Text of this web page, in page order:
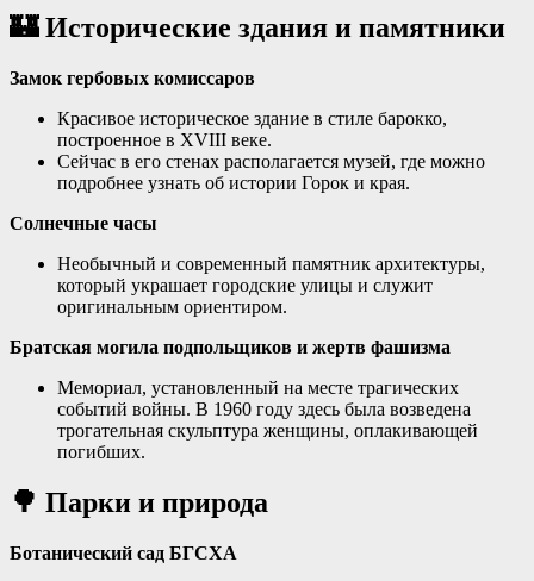
🏰Исторические здания и памятники
Замок гербовых комиссаров
Красивое историческое здание в стиле барокко,
построенное в XVIII веке.
Сейчас в его стенах располагается музей, где можно
подробнее узнать об истории Горок и края.
Солнечные часы
Необычный и современный памятник архитектуры,
который украшает городские улицы и служит
оригинальным ориентиром.
Братская могила подпольщиков и жертв фашизма
Мемориал, установленный на месте трагических
событий войны. В 1960 году здесь была возведена
трогательная скульптура женщины, оплакивающей
погибших.
🌳 Парки и природа
Ботанический сад БГСХА